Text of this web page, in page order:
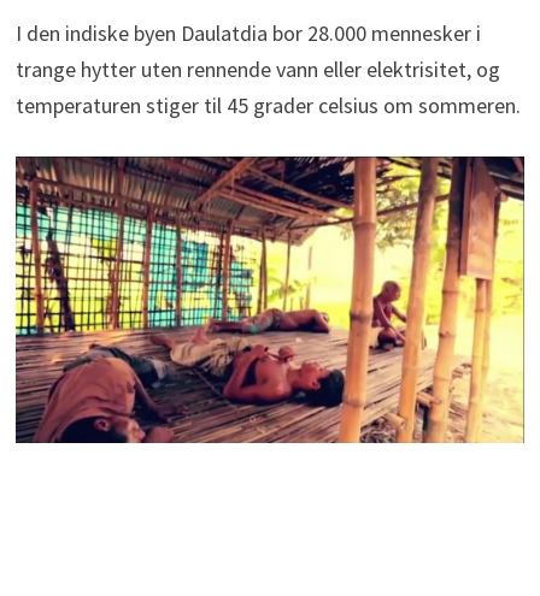
I den indiske byen Daulatdia bor 28.000 mennesker i
trange hytter uten rennende vann eller elektrisitet, og
temperaturen stiger til 45 grader celsius om sommeren.